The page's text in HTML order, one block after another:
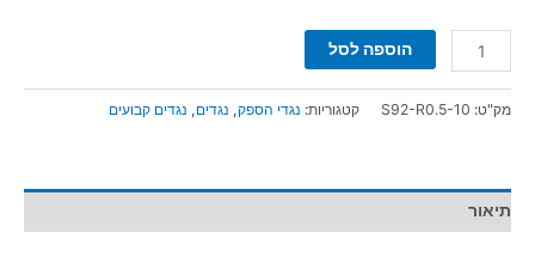
הוספה לסל
מק"ט: S92-R0.5-10 קטגוריות: נגדי הספק, נגדים, נגדים קבועים
תיאור